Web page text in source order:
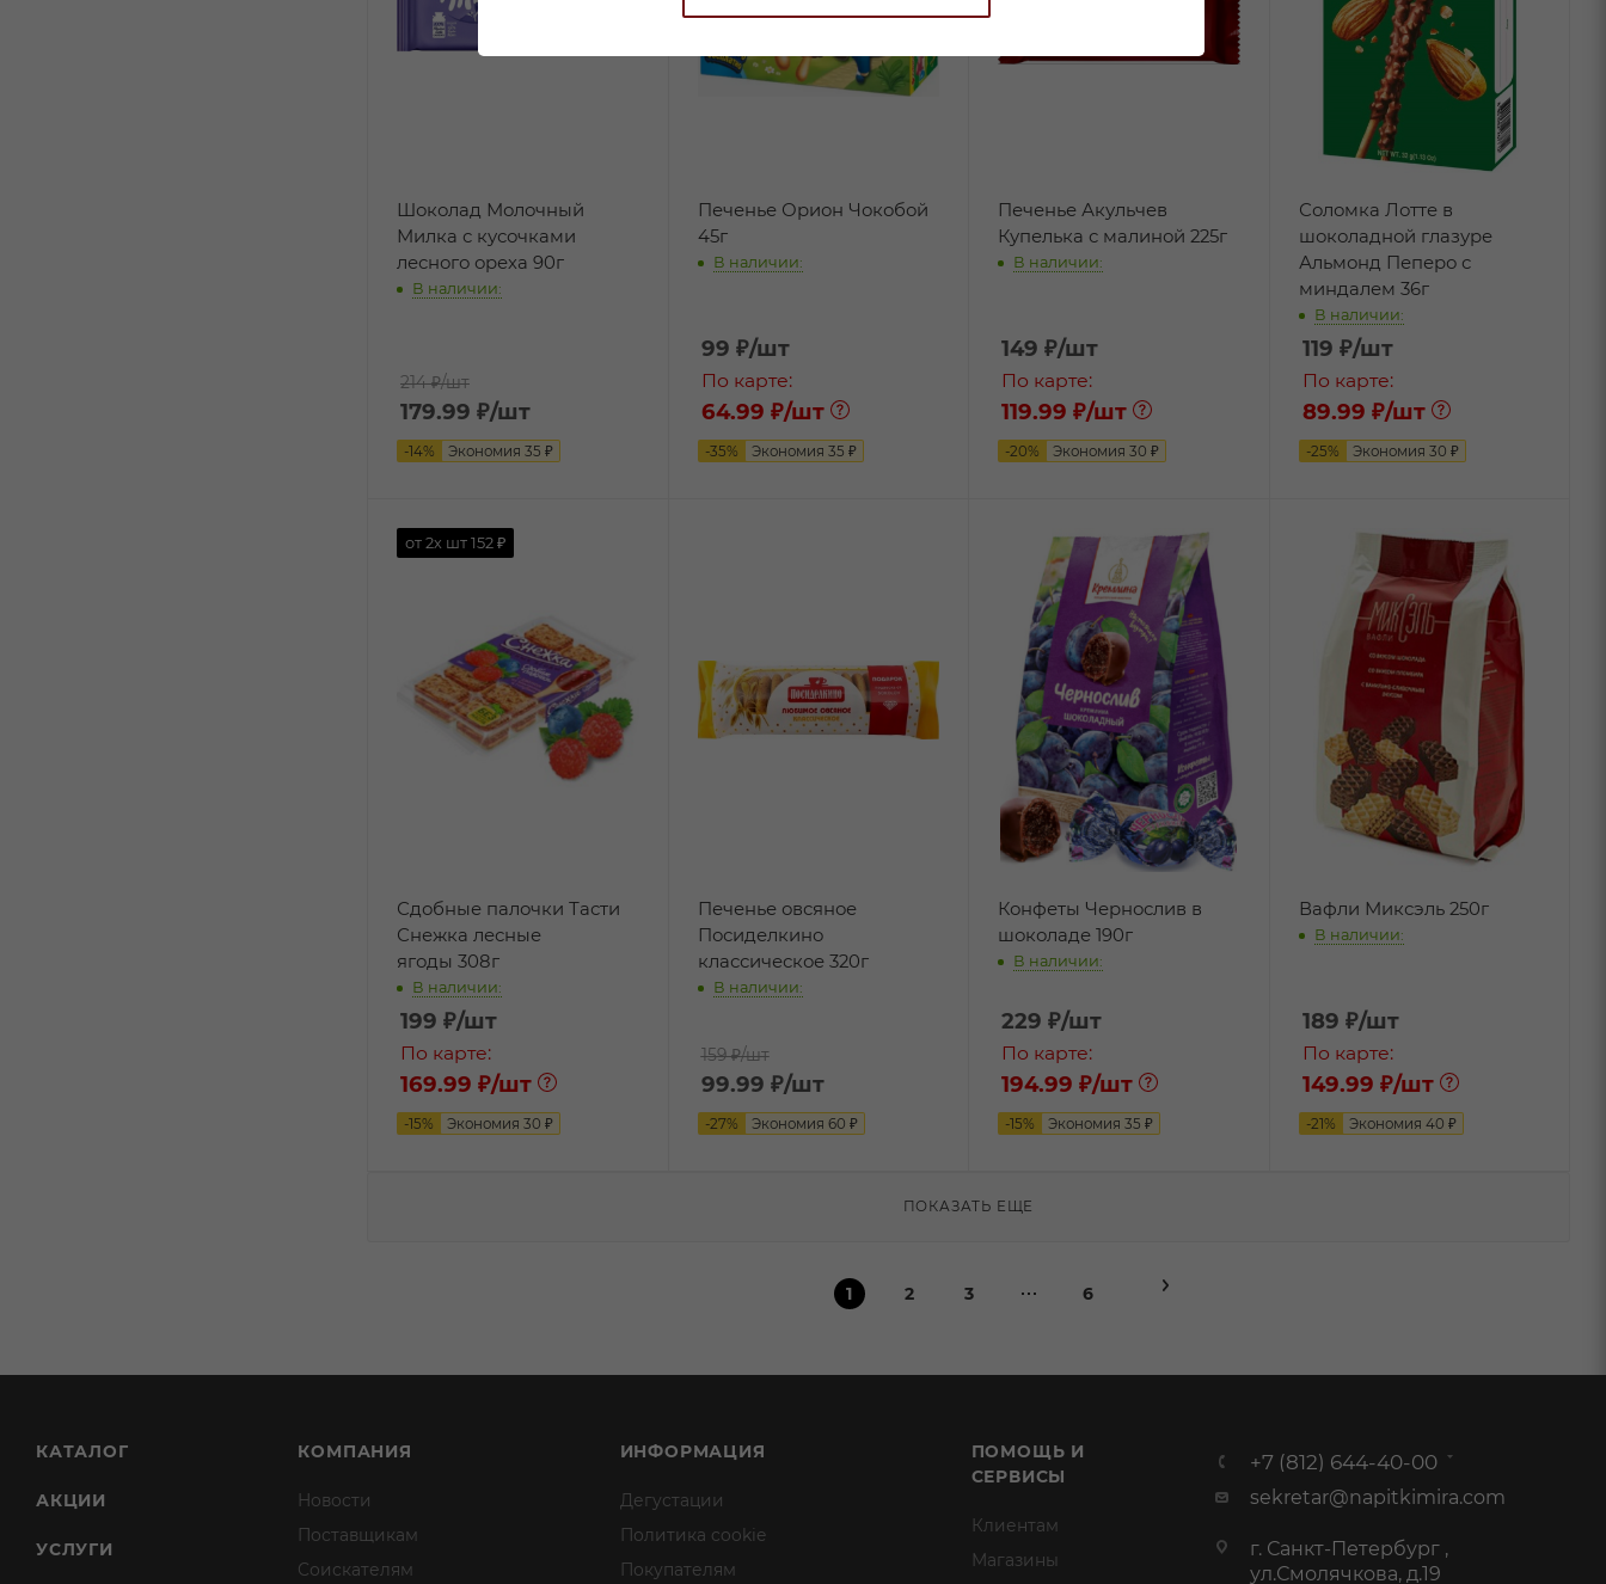
Шоколад Молочный
Милка с кусочками
лесного ореха 90г
В наличии:
214 ₽/шт
179.99 ₽/шт
-14% Экономия 35 ₽
Печенье Орион Чокобой
45г
В наличии:
99 ₽/шт
По карте:
64.99 ₽/шт
-35% Экономия 35 ₽
Печенье Акульчев
Купелька с малиной 225г
В наличии:
149 ₽/шт
По карте:
119.99 ₽/шт
-20% Экономия 30 ₽
Соломка Лотте в
шоколадной глазуре
Альмонд Пеперо с
миндалем 36г
В наличии:
119 ₽/шт
По карте:
89.99 ₽/шт
-25% Экономия 30 ₽
от 2х шт 152 ₽
Сдобные палочки Тасти
Снежка лесные
ягоды 308г
В наличии:
199 ₽/шт
По карте:
169.99 ₽/шт
-15% Экономия 30 ₽
Печенье овсяное
Посиделкино
классическое 320г
В наличии:
159 ₽/шт
99.99 ₽/шт
-27% Экономия 60 ₽
Конфеты Чернослив в
шоколаде 190г
В наличии:
229 ₽/шт
По карте:
194.99 ₽/шт
-15% Экономия 35 ₽
Вафли Миксэль 250г
В наличии:
189 ₽/шт
По карте:
149.99 ₽/шт
-21% Экономия 40 ₽
ПОКАЗАТЬ ЕЩЕ
1 2 3 6
КАТАЛОГ
АКЦИИ
УСЛУГИ
КОМПАНИЯ
Новости
Поставщикам
Соискателям
ИНФОРМАЦИЯ
Дегустации
Политика cookie
Покупателям
ПОМОЩЬ И
СЕРВИСЫ
Клиентам
Магазины
+7 (812) 644-40-00
sekretar@napitkimira.com
г. Санкт-Петербург ,
ул.Смолячкова, д.19